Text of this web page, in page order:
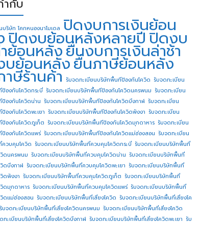
ำกับ
บริษัท โคกหนองนาโมเดล ปิดงบการเงินย้อน
ปิดงบย้อนหลังหลายปี ปิดงบ
ย้อนหลังยื่นงบการเงินล่าช้า
บย้อนหลังยื่นภาษีย้อนหลัง
ษีร้านค้า รับจดทะเบียนบริษัทพื้นทีป้องกันโควิด รับจดทะเบียน
องกันโควิดกระบี่ รับจดทะเบียนบริษัทพื้นทีป้องกันโควิดนครพนม รับจดทะเบียน
องกันโควิดน่าน รับจดทะเบียนบริษัทพื้นทีป้องกันโควิดบึงกาฬ รับจดทะเบียน
องกันโควิดพะเยา รับจดทะเบียนบริษัทพื้นทีป้องกันโควิดพังงา รับจดทะเบียน
องกันโควิดภูเก็ต รับจดทะเบียนบริษัทพื้นทีป้องกันโควิดมุกดาหาร รับจดทะเบียน
องกันโควิดแพร่ รับจดทะเบียนบริษัทพื้นทีป้องกันโควิดแม่ฮ่องสอน รับจดทะเบียน
วบคุมโควิด รับจดทะเบียนบริษัทพื้นที่ควบคุมโควิดกระบี่ รับจดทะเบียนบริษัทพื้นที่
ดนครพนม รับจดทะเบียนบริษัทพื้นที่ควบคุมโควิดน่าน รับจดทะเบียนบริษัทพื้นที่
ดบึงกาฬ รับจดทะเบียนบริษัทพื้นที่ควบคุมโควิดพะเยา รับจดทะเบียนบริษัทพื้นที่
ดพังงา รับจดทะเบียนบริษัทพื้นที่ควบคุมโควิดภูเก็ต รับจดทะเบียนบริษัทพื้นที่
ดมุกดาหาร รับจดทะเบียนบริษัทพื้นที่ควบคุมโควิดแพร่ รับจดทะเบียนบริษัทพื้นที่
ดแม่ฮ่องสอน รับจดทะเบียนบริษัทพื้นที่เสี่ยงโควิด รับจดทะเบียนบริษัทพื้นที่เสี่ยงโค
รับจดทะเบียนบริษัทพื้นที่เสี่ยงโควิดนครพนม รับจดทะเบียนบริษัทพื้นที่เสี่ยงโควิด
ทะเบียนบริษัทพื้นที่เสี่ยงโควิดบึงกาฬ รับจดทะเบียนบริษัทพื้นที่เสี่ยงโควิดพะเยา รับ